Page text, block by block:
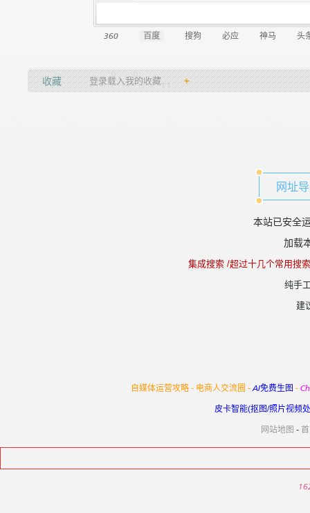
360 百度 搜狗 必应 神马 头
收藏 登录载入我的收藏… +
网址
本站已安全
加载
集成搜索 /超过十几个常用搜
纯手
建
自媒体运营攻略 - 电商人交流圈 -AI免费生图 -
皮卡智能(抠图/照片视频
网站地图 -